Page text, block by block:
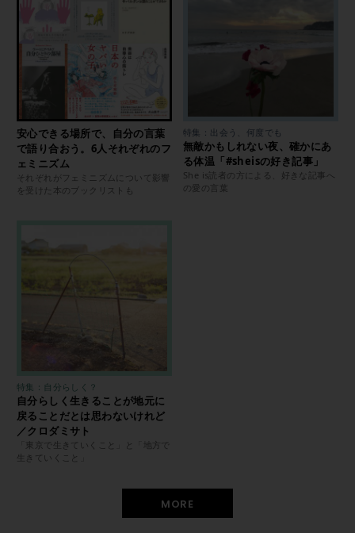
安心できる場所で、自分の言葉
で語り合おう。6人それぞれのフ
ェミニズム
それぞれがフェミニズムについて影響
を受けた本のブックリストも
特集：出会う、何度でも
無敵かもしれない夜、確かにあ
る体温「#sheisの好き記事」
She is読者の方による、好きな記事へ
の愛の言葉
特集：自分らしく？
自分らしく生きることが地元に
戻ることだとは思わないけれど
／クロダミサト
「東京で生きていくこと」と「地方で
生きていくこと」
MORE